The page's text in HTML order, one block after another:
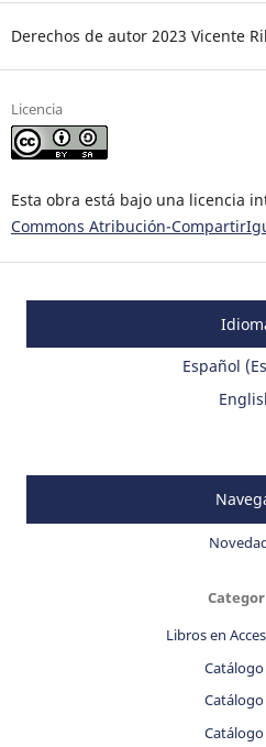
Derechos de autor 2023 Vicente
Licencia
Esta obra está bajo una licencia
Commons Atribución-
Español
Libros en
Catálogo
Catálogo
Catálogo